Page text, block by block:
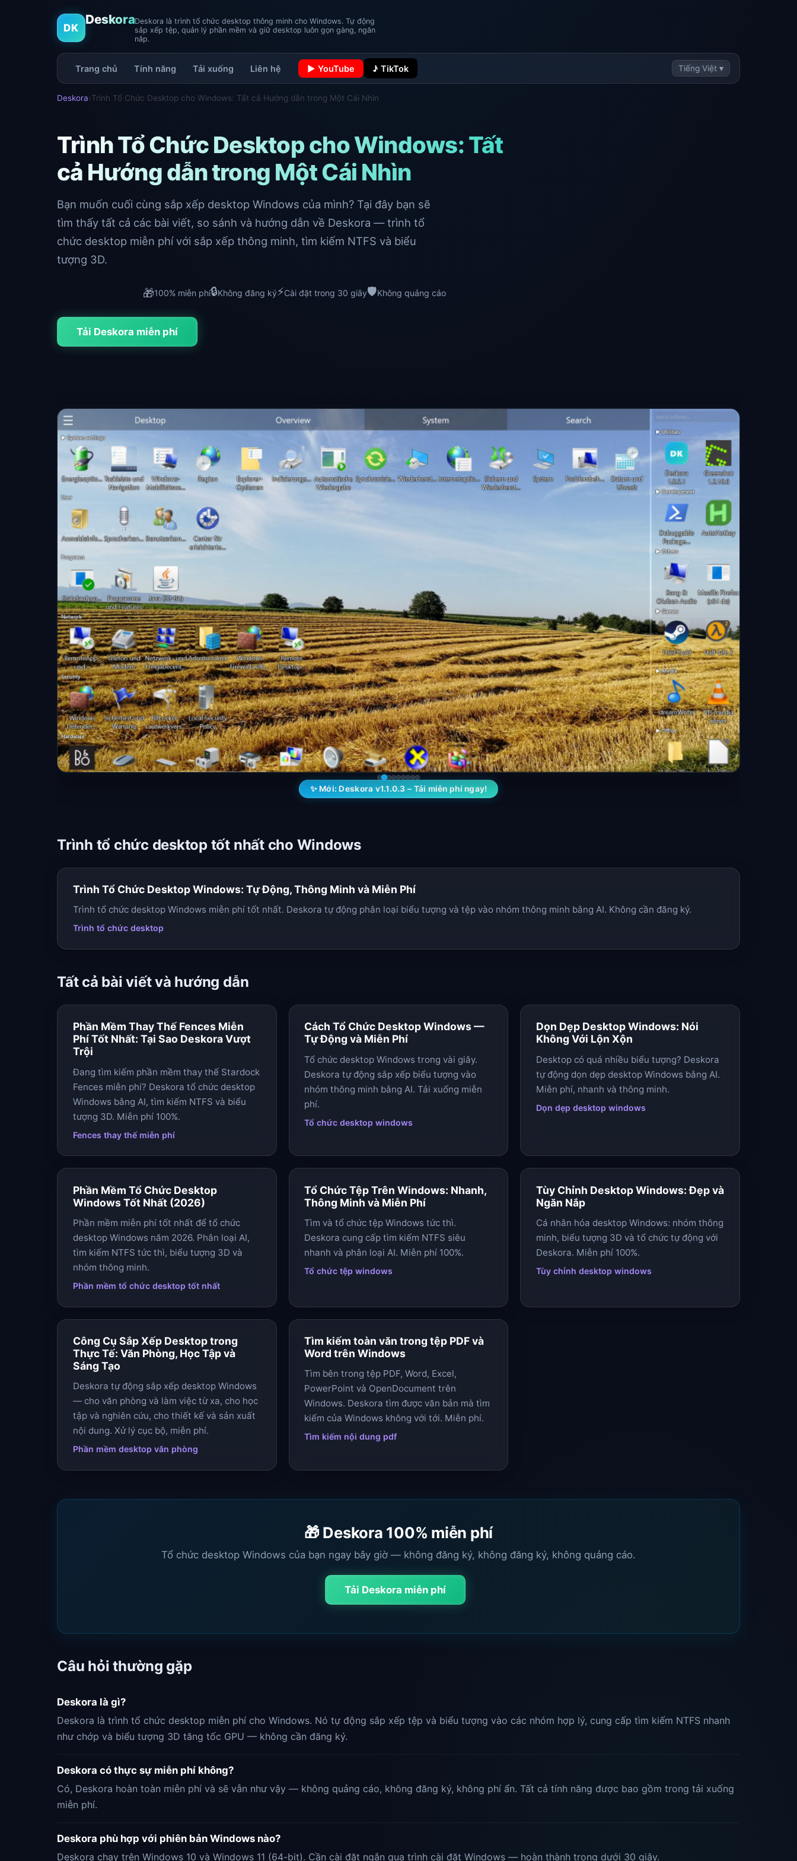
DK
DeskoraDeskora là trình tổ chức desktop thông minh cho Windows. Tự động
sắp xếp tệp, quản lý phần mềm và giữ desktop luôn gọn gàng, ngăn
nắp.
Trang chủ Tính năng Tải xuống Liên hệ ▶ YouTube ♪ TikTok Tiếng Việt ▾
Deskora›Trình Tổ Chức Desktop cho Windows: Tất cả Hướng dẫn trong Một Cái Nhìn
Trình Tổ Chức Desktop cho Windows: Tất
cả Hướng dẫn trong Một Cái Nhìn
Bạn muốn cuối cùng sắp xếp desktop Windows của mình? Tại đây bạn sẽ
tìm thấy tất cả các bài viết, so sánh và hướng dẫn về Deskora — trình tổ
chức desktop miễn phí với sắp xếp thông minh, tìm kiếm NTFS và biểu
tượng 3D.
🎁100% miễn phí🔒Không đăng ký⚡Cài đặt trong 30 giây🛡️Không quảng cáo
Tải Deskora miễn phí
✨ Mới: Deskora v1.1.0.3 – Tải miễn phí ngay!
Trình tổ chức desktop tốt nhất cho Windows
Trình Tổ Chức Desktop Windows: Tự Động, Thông Minh và Miễn Phí
Trình tổ chức desktop Windows miễn phí tốt nhất. Deskora tự động phân loại biểu tượng và tệp vào nhóm thông minh bằng AI. Không cần đăng ký.
Trình tổ chức desktop
Tất cả bài viết và hướng dẫn
Phần Mềm Thay Thế Fences Miễn
Phí Tốt Nhất: Tại Sao Deskora Vượt
Trội
Đang tìm kiếm phần mềm thay thế Stardock
Fences miễn phí? Deskora tổ chức desktop
Windows bằng AI, tìm kiếm NTFS và biểu
tượng 3D. Miễn phí 100%.
Fences thay thế miễn phí
Cách Tổ Chức Desktop Windows —
Tự Động và Miễn Phí
Tổ chức desktop Windows trong vài giây.
Deskora tự động sắp xếp biểu tượng vào
nhóm thông minh bằng AI. Tải xuống miễn
phí.
Tổ chức desktop windows
Dọn Dẹp Desktop Windows: Nói
Không Với Lộn Xộn
Desktop có quá nhiều biểu tượng? Deskora
tự động dọn dẹp desktop Windows bằng AI.
Miễn phí, nhanh và thông minh.
Dọn dẹp desktop windows
Phần Mềm Tổ Chức Desktop
Windows Tốt Nhất (2026)
Phần mềm miễn phí tốt nhất để tổ chức
desktop Windows năm 2026. Phân loại AI,
tìm kiếm NTFS tức thì, biểu tượng 3D và
nhóm thông minh.
Phần mềm tổ chức desktop tốt nhất
Tổ Chức Tệp Trên Windows: Nhanh,
Thông Minh và Miễn Phí
Tìm và tổ chức tệp Windows tức thì.
Deskora cung cấp tìm kiếm NTFS siêu
nhanh và phân loại AI. Miễn phí 100%.
Tổ chức tệp windows
Tùy Chỉnh Desktop Windows: Đẹp và
Ngăn Nắp
Cá nhân hóa desktop Windows: nhóm thông
minh, biểu tượng 3D và tổ chức tự động với
Deskora. Miễn phí 100%.
Tùy chỉnh desktop windows
Công Cụ Sắp Xếp Desktop trong
Thực Tế: Văn Phòng, Học Tập và
Sáng Tạo
Deskora tự động sắp xếp desktop Windows
— cho văn phòng và làm việc từ xa, cho học
tập và nghiên cứu, cho thiết kế và sản xuất
nội dung. Xử lý cục bộ, miễn phí.
Phần mềm desktop văn phòng
Tìm kiếm toàn văn trong tệp PDF và
Word trên Windows
Tìm bên trong tệp PDF, Word, Excel,
PowerPoint và OpenDocument trên
Windows. Deskora tìm được văn bản mà tìm
kiếm của Windows không với tới. Miễn phí.
Tìm kiếm nội dung pdf
🎁 Deskora 100% miễn phí
Tổ chức desktop Windows của bạn ngay bây giờ — không đăng ký, không đăng ký, không quảng cáo.
Tải Deskora miễn phí
Câu hỏi thường gặp
Deskora là gì?
Deskora là trình tổ chức desktop miễn phí cho Windows. Nó tự động sắp xếp tệp và biểu tượng vào các nhóm hợp lý, cung cấp tìm kiếm NTFS nhanh
như chớp và biểu tượng 3D tăng tốc GPU — không cần đăng ký.
Deskora có thực sự miễn phí không?
Có, Deskora hoàn toàn miễn phí và sẽ vẫn như vậy — không quảng cáo, không đăng ký, không phí ẩn. Tất cả tính năng được bao gồm trong tải xuống
miễn phí.
Deskora phù hợp với phiên bản Windows nào?
Deskora chạy trên Windows 10 và Windows 11 (64-bit). Cần cài đặt ngắn qua trình cài đặt Windows — hoàn thành trong dưới 30 giây.